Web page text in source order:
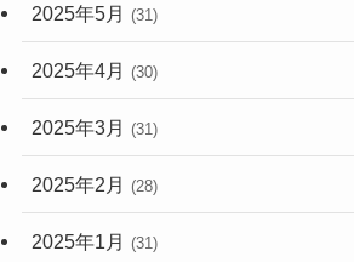
2025年5月 (31)
2025年4月 (30)
2025年3月 (31)
2025年2月 (28)
2025年1月 (31)